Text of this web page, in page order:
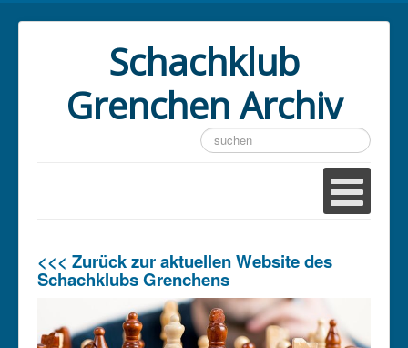
Schachklub
Grenchen Archiv
Suchen
...
<<< Zurück zur aktuellen Website des
Schachklubs Grenchens